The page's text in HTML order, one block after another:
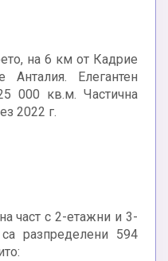
на 6 км от Кадрие
Елегантен
000 кв.м. Частична
2022 г.
част с 2-етажни и 3-
разпределени 594